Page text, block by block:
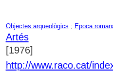
Objectes arqueològics ; Epoca
Artés
[1976]
http://www.raco.cat/